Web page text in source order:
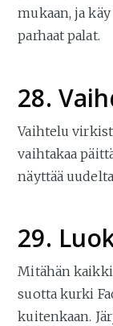
mukaan, ja
parhaat palat.
28.
Vaihtelu
vaihtakaa
näyttää
29.
Mitähän kaikki
suotta kurki
kuitenkaan.